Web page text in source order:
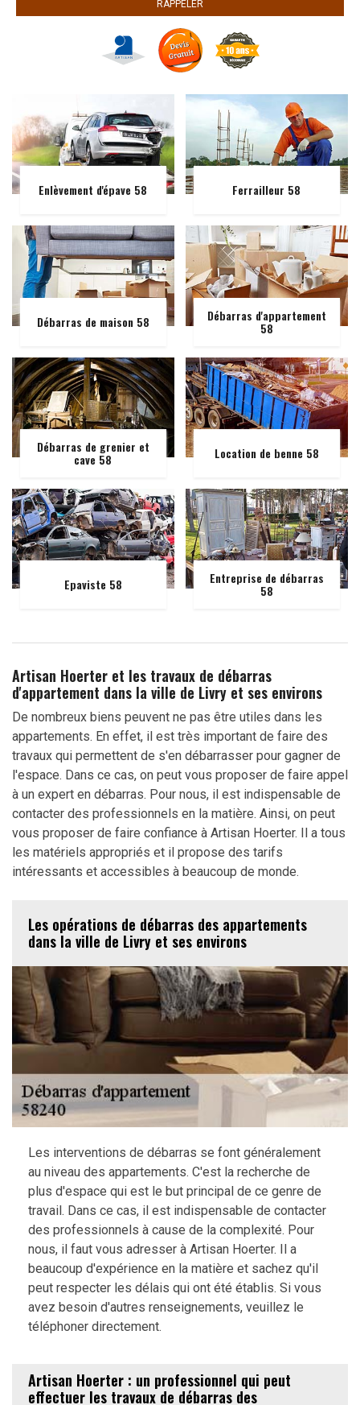
Enlèvement d'épave 58 Ferrailleur 58
Débarras de maison 58 Débarras d'appartement
58
Débarras de grenier et
cave 58 Location de benne 58
Epaviste 58 Entreprise de débarras
58
Artisan Hoerter et les travaux de débarras
d'appartement dans la ville de Livry et ses environs
De nombreux biens peuvent ne pas être utiles dans les
appartements. En effet, il est très important de faire des
travaux qui permettent de s'en débarrasser pour gagner de
l'espace. Dans ce cas, on peut vous proposer de faire appel
à un expert en débarras. Pour nous, il est indispensable de
contacter des professionnels en la matière. Ainsi, on peut
vous proposer de faire confiance à Artisan Hoerter. Il a tous
les matériels appropriés et il propose des tarifs
intéressants et accessibles à beaucoup de monde.
Les opérations de débarras des appartements
dans la ville de Livry et ses environs
Les interventions de débarras se font généralement
au niveau des appartements. C'est la recherche de
plus d'espace qui est le but principal de ce genre de
travail. Dans ce cas, il est indispensable de contacter
des professionnels à cause de la complexité. Pour
nous, il faut vous adresser à Artisan Hoerter. Il a
beaucoup d'expérience en la matière et sachez qu'il
peut respecter les délais qui ont été établis. Si vous
avez besoin d'autres renseignements, veuillez le
téléphoner directement.
Artisan Hoerter : un professionnel qui peut
effectuer les travaux de débarras des